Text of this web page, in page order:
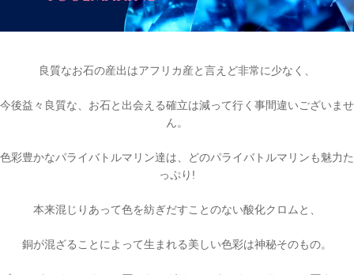
良質なお石の産出はアフリカ産と言えど非常に少なく、
今後益々良質な、お石と出会える確立は減って行く事間違いございませ
ん。
色彩豊かなパライバトルマリン達は、どのパライバトルマリンも魅力た
っぷり!
本来混じりあって色を紡ぎだすことのない酸化クロムと、
銅が混ざることによって生まれる美しい色彩は神秘そのもの。